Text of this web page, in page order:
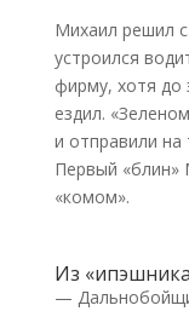
Михаил решил
устроился
фирму, хотя до
ездил.
и отправили на
Первый «блин»
«комом».
Из
—